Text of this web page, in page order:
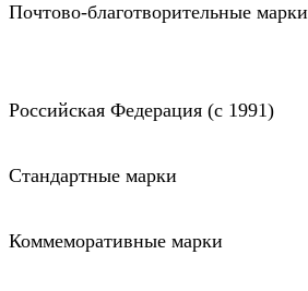
Почтово-благотворительные марки
Российская Федерация (c 1991)
Стандартные марки
Коммеморативные марки